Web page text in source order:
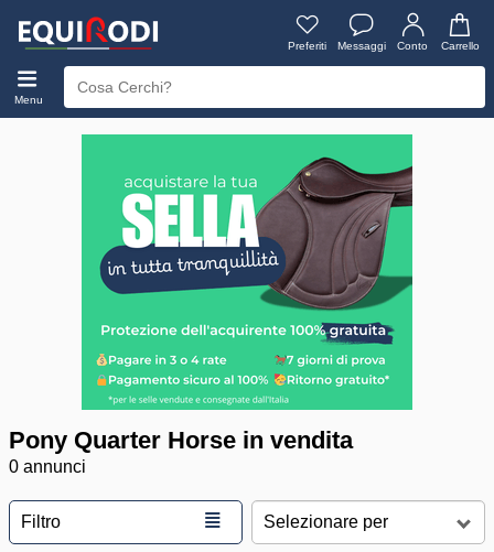
Preferiti Messaggi Conto Carrello
Menu
Pony Quarter Horse in vendita
0 annunci
Filtro ≣